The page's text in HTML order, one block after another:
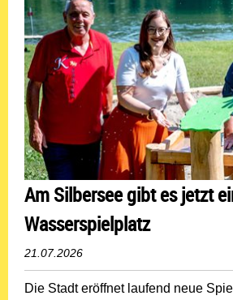
Am Silbersee gibt es jetzt
Wasserspielplatz
21.07.2026
Die Stadt eröffnet laufend neue